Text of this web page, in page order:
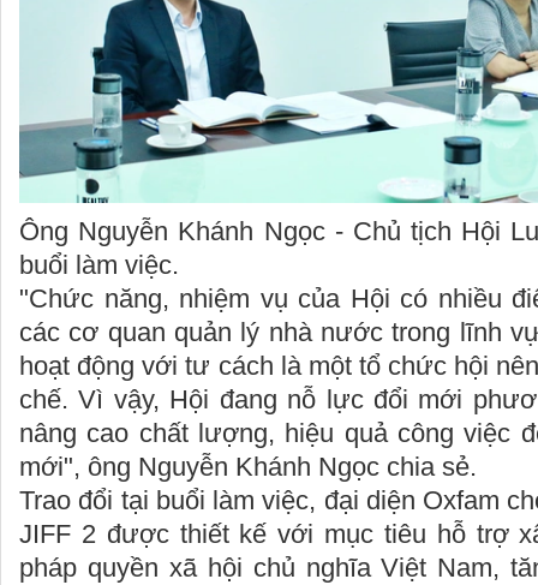
Ông Nguyễn Khánh Ngọc - Chủ tịch Hội
buổi làm việc.
"Chức năng, nhiệm vụ của Hội có nhiều
các cơ quan quản lý nhà nước trong lĩnh
hoạt động với tư cách là một tổ chức hội
chế. Vì vậy, Hội đang nỗ lực đổi mới
nâng cao chất lượng, hiệu quả công việc
mới", ông Nguyễn Khánh Ngọc chia sẻ.
Trao đổi tại buổi làm việc, đại diện Oxfam
JIFF 2 được thiết kế với mục tiêu hỗ trợ
pháp quyền xã hội chủ nghĩa Việt Nam,